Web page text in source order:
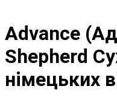
Advance
Shepherd
німецьких